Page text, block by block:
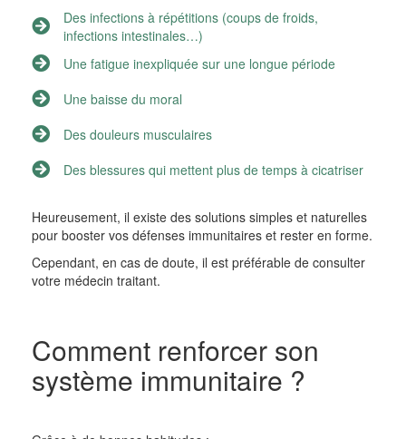
Des infections à répétitions (coups de froids,
infections intestinales…)
Une fatigue inexpliquée sur une longue période
Une baisse du moral
Des douleurs musculaires
Des blessures qui mettent plus de temps à cicatriser
Heureusement, il existe des solutions simples et naturelles
pour booster vos défenses immunitaires et rester en forme.
Cependant, en cas de doute, il est préférable de consulter
votre médecin traitant.
Comment renforcer son
système immunitaire ?